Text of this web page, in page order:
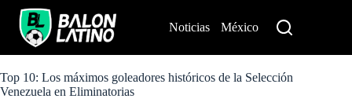
o
c
Noticias México
Top 10: Los máximos goleadores históricos de la Selección
Venezuela en Eliminatorias